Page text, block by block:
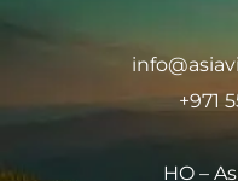
+971
HO –